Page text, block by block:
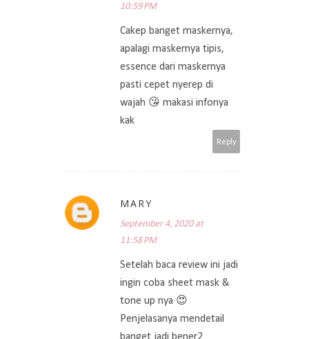
10:59 PM
Cakep banget maskernya,
apalagi maskernya tipis,
essence dari maskernya
pasti cepet nyerep di
wajah 😘 makasi infonya
kak
Reply
MARY
September 4, 2020 at
11:58 PM
Setelah baca review ini jadi
ingin coba sheet mask &
tone up nya 😍
Penjelasanya mendetail
banget jadi bener2